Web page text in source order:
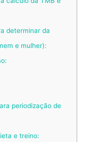
determinar da
e mulher):
periodização de
e treino: